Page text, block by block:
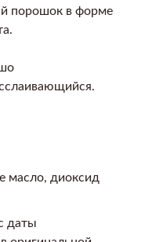
порошок в форме
масло, диоксид
даты